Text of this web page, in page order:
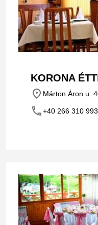
KORONA
place Márton Áron u.
phone+40 266 310 993